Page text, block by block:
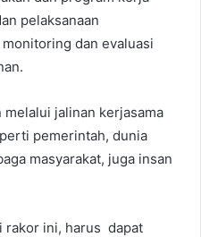
pelaksanaan
dan evaluasi
melalui jalinan kerjasama
pemerintah, dunia
masyarakat, juga insan
rakor ini, harus dapat